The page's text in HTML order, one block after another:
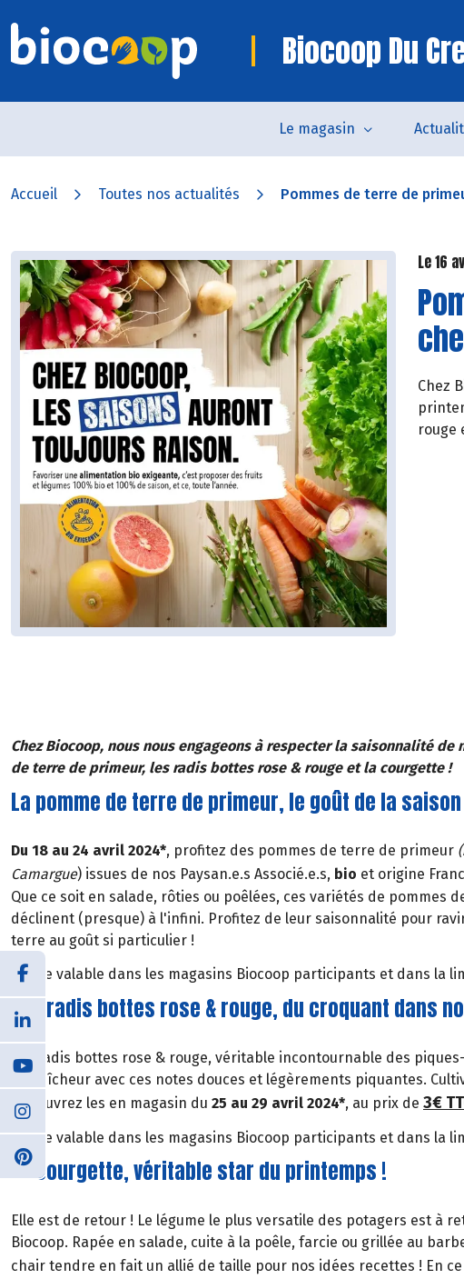
Biocoop Du
Le magasin
Accueil Toutes nos actualités Pommes de terre de
Le 16
Chez
rouge
Chez Biocoop, nous nous engageons à respecter la saisonnalité
de terre de primeur, les radis bottes rose & rouge et la courgette !
La pomme de terre de primeur, le goût de la
Du 18 au 24 avril 2024*, profitez des pommes de terre de primeur
Camargue) issues de nos Paysan.e.s Associé.e.s, bio et origine
Que ce soit en salade, rôties ou poêlées, ces variétés de pommes
déclinent (presque) à l'infini. Profitez de leur saisonnalité pour
terre au goût si particulier !
*Offre valable dans les magasins Biocoop participants et dans la
Les radis bottes rose & rouge, du croquant dans
Les radis bottes rose & rouge, véritable incontournable des
et fraîcheur avec ces notes douces et légèrements piquantes.
retrouvrez les en magasin du 25 au 29 avril 2024*, au prix de 3€
*Offre valable dans les magasins Biocoop participants et dans la
La courgette, véritable star du printemps !
Elle est de retour ! Le légume le plus versatile des potagers est à
Biocoop. Rapée en salade, cuite à la poêle, farcie ou grillée au
chair tendre en fait un allié de taille pour nos idées recettes ! En